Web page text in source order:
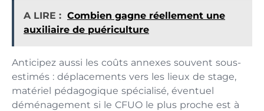
A LIRE : Combien gagne réellement une
auxiliaire de puériculture
Anticipez aussi les coûts annexes souvent sous-
estimés : déplacements vers les lieux de stage,
matériel pédagogique spécialisé, éventuel
déménagement si le CFUO le plus proche est à